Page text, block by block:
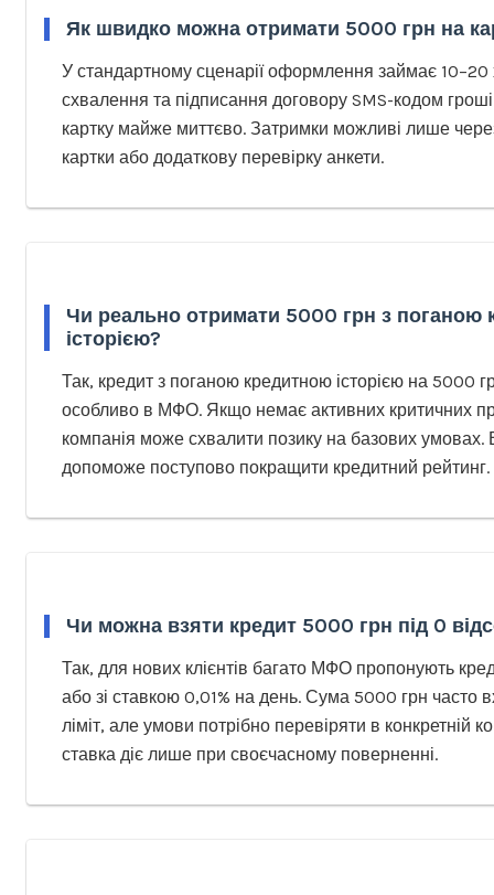
Як швидко можна отримати 5000 грн на
У стандартному сценарії оформлення займає 10–20
схвалення та підписання договору SMS-кодом
картку майже миттєво. Затримки можливі лише
картки або додаткову перевірку анкети.
Чи реально отримати 5000 грн з поганою
історією?
Так, кредит з поганою кредитною історією на 5000
особливо в МФО. Якщо немає активних критичних
компанія може схвалити позику на базових
допоможе поступово покращити кредитний рейтинг.
Чи можна взяти кредит 5000 грн під 0
Так, для нових клієнтів багато МФО пропонують
або зі ставкою 0,01% на день. Сума 5000 грн часто
ліміт, але умови потрібно перевіряти в конкретній
ставка діє лише при своєчасному поверненні.